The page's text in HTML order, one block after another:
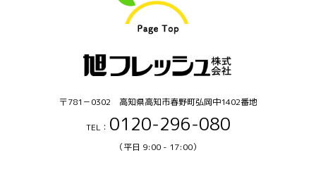
〒781－0302 高知県高知市春野町弘岡中1402番地
TEL： 0120-296-080
（平日 9:00 - 17:00）